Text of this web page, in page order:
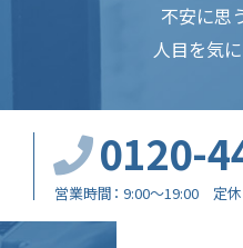
不安に思
人目を気
0120-
営業時間 9:00～19:00 定